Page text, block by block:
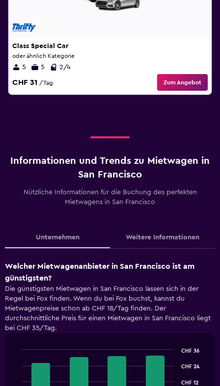
Class Special Car
oder ähnlich Kategorie
5 5 2/4
CHF 31 /Tag Zum Angebot
Informationen und Trends zu Mietwagen in
San Francisco
Nützliche Informationen für die Buchung des perfekten
Mietwagens in San Francisco
Unternehmen Weitere Informationen
Welcher Mietwagenanbieter in San Francisco ist am
günstigsten?
Die günstigsten Mietwagen in San Francisco lassen sich in der
Regel bei Fox finden. Wenn du bei Fox buchst, kannst du
Mietwagenpreise schon ab CHF 18/Tag finden. Der
durchschnittliche Preis für einen Mietwagen in San Francisco liegt
bei CHF 35/Tag.
chart
graphic.
CHF 12
CHF 24
CHF 36